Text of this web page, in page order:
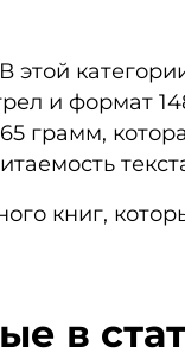
этой
и формат
грамм,
книг,
в